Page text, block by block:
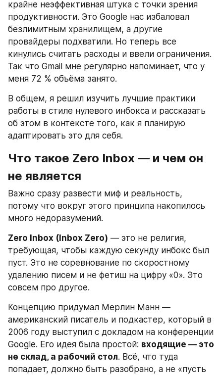
крайне неэффективная штука с точки зрения
продуктивности. Это Google нас избаловал
безлимитным хранилищем, а другие
провайдеры подхватили. Но теперь все
кинулись считать расходы и ввели ограничения.
Так что Gmail мне регулярно напоминает, что у
меня 72 % объёма занято.
В общем, я решил изучить лучшие практики
работы в стиле нулевого инбокса и рассказать
об этом в контексте того, как я планирую
адаптировать это для себя.
Что такое Zero Inbox — и чем он
не является
Важно сразу развести миф и реальность,
потому что вокруг этого принципа накопилось
много недоразумений.
Zero Inbox (Inbox Zero) — это не религия,
требующая, чтобы каждую секунду инбокс был
пуст. Это не соревнование по скоростному
удалению писем и не фетиш на цифру «0». Это
совсем про другое.
Концепцию придумал Мерлин Манн —
американский писатель и подкастер, который в
2006 году выступил с докладом на конференции
Google. Его идея была простой: входящие — это
не склад, а рабочий стол. Всё, что туда
попадает, должно быть разобрано, а не «пусть